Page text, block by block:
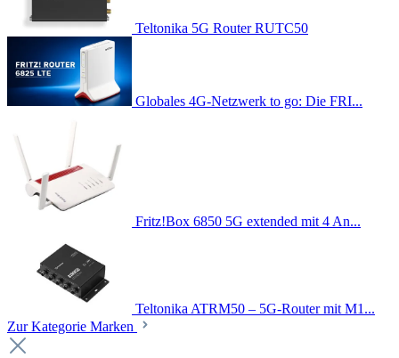
Teltonika 5G Router RUTC50
Globales 4G-Netzwerk to go: Die FRI...
Fritz!Box 6850 5G extended mit 4 An...
Teltonika ATRM50 – 5G-Router mit M1...
Zur Kategorie Marken